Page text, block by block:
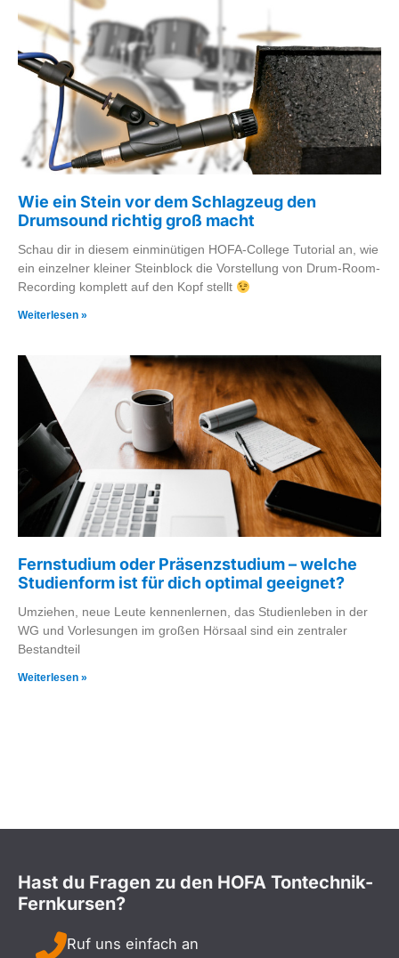
Wie ein Stein vor dem Schlagzeug den
Drumsound richtig groß macht
Schau dir in diesem einminütigen HOFA-College Tutorial an, wie
ein einzelner kleiner Steinblock die Vorstellung von Drum-Room-
Recording komplett auf den Kopf stellt
Weiterlesen »
Fernstudium oder Präsenzstudium – welche
Studienform ist für dich optimal geeignet?
Umziehen, neue Leute kennenlernen, das Studienleben in der
WG und Vorlesungen im großen Hörsaal sind ein zentraler
Bestandteil
Weiterlesen »
Hast du Fragen zu den HOFA Tontechnik-
Fernkursen?
Ruf uns einfach an